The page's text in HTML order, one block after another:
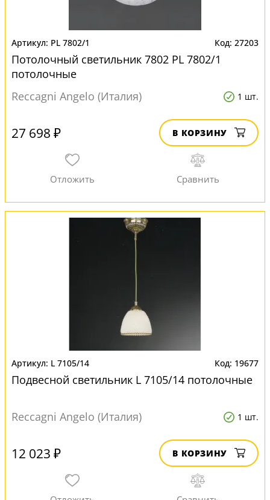
PL 7802/1 27203
Потолочный светильник 7802 PL 7802/1
потолочные
Reccagni Angelo (Италия)
1 шт.
27 698 ₽ В КОРЗИНУ
L 7105/14 19677
Подвесной светильник L 7105/14 потолочные
Reccagni Angelo (Италия) 1 шт.
12 023 ₽ В КОРЗИНУ